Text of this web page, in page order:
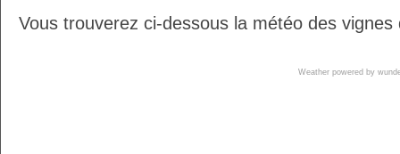
Vous trouverez ci-dessous la météo des
Weather powered by